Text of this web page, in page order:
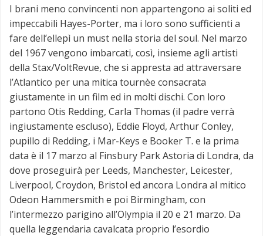
I brani meno convincenti non appartengono ai soliti ed
impeccabili Hayes-Porter, ma i loro sono sufficienti a
fare dell’ellepì un must nella storia del soul. Nel marzo
del 1967 vengono imbarcati, così, insieme agli artisti
della Stax/VoltRevue, che si appresta ad attraversare
l’Atlantico per una mitica tournèe consacrata
giustamente in un film ed in molti dischi. Con loro
partono Otis Redding, Carla Thomas (il padre verrà
ingiustamente escluso), Eddie Floyd, Arthur Conley,
pupillo di Redding, i Mar-Keys e Booker T. e la prima
data è il 17 marzo al Finsbury Park Astoria di Londra, da
dove proseguirà per Leeds, Manchester, Leicester,
Liverpool, Croydon, Bristol ed ancora Londra al mitico
Odeon Hammersmith e poi Birmingham, con
l’intermezzo parigino all’Olympia il 20 e 21 marzo. Da
quella leggendaria cavalcata proprio l’esordio